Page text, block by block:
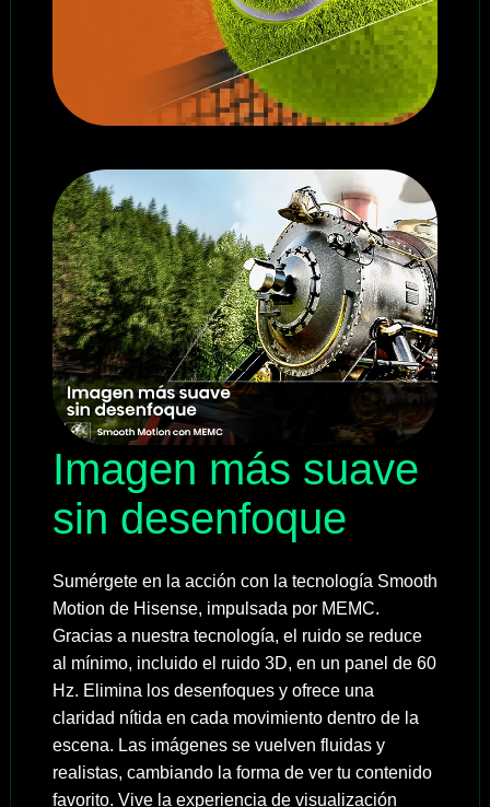
Imagen más suave
sin desenfoque
Sumérgete en la acción con la tecnología Smooth
Motion de Hisense, impulsada por MEMC.
Gracias a nuestra tecnología, el ruido se reduce
al mínimo, incluido el ruido 3D, en un panel de 60
Hz. Elimina los desenfoques y ofrece una
claridad nítida en cada movimiento dentro de la
escena. Las imágenes se vuelven fluidas y
realistas, cambiando la forma de ver tu contenido
favorito. Vive la experiencia de visualización